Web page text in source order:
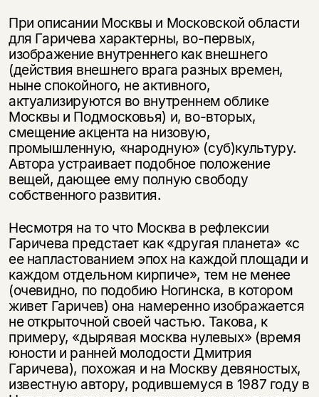
При описании Москвы и Московской области
для Гаричева характерны, во-первых,
изображение внутреннего как внешнего
(действия внешнего врага разных времен,
ныне спокойного, не активного,
актуализируются во внутреннем облике
Москвы и Подмосковья) и, во-вторых,
смещение акцента на низовую,
промышленную, «народную» (суб)культуру.
Автора устраивает подобное положение
вещей, дающее ему полную свободу
собственного развития.
Несмотря на то что Москва в рефлексии
Гаричева предстает как «другая планета» «с
ее напластованием эпох на каждой площади и
каждом отдельном кирпиче», тем не менее
(очевидно, по подобию Ногинска, в котором
живет Гаричев) она намеренно изображается
не открыточной своей частью. Такова, к
примеру, «дырявая москва нулевых» (время
юности и ранней молодости Дмитрия
Гаричева), похожая и на Москву девяностых,
известную автору, родившемуся в 1987 году в